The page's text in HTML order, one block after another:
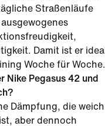
Straßenläufe
Damit ist er ideal
Woche für Woche.
Nike Pegasus 42 und
Dämpfung, die weich
aber dennoch